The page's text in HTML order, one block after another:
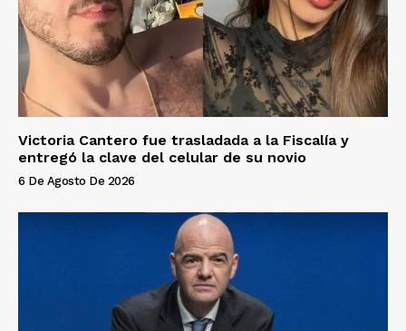
Victoria Cantero fue trasladada a la Fiscalía y
entregó la clave del celular de su novio
6 De Agosto De 2026